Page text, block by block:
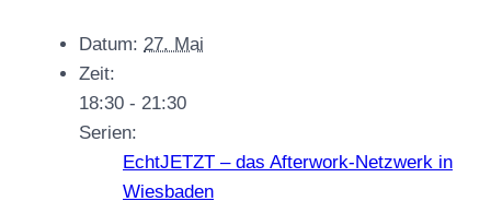
Datum: 27. Mai
Zeit:
18:30 - 21:30
Serien:
EchtJETZT – das Afterwork-Netzwerk in
Wiesbaden